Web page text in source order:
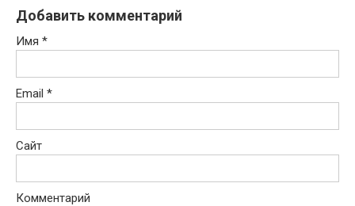
Добавить комментарий
Имя *
Email *
Сайт
Комментарий